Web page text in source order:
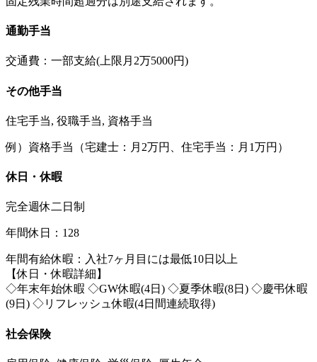
通勤手当
交通費：一部支給(上限月2万5000円)
その他手当
住宅手当, 役職手当, 資格手当
例）資格手当（宅建士：月2万円、住宅手当：月1万円）
休日・休暇
完全週休二日制
年間休日：128
年間有給休暇：入社7ヶ月目には最低10日以上
【休日・休暇詳細】
◇年末年始休暇 ◇GW休暇(4日) ◇夏季休暇(8日) ◇慶弔休暇
(9日) ◇リフレッシュ休暇(4日間連続取得)
社会保険